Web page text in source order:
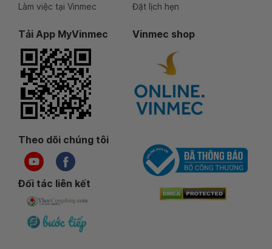
Làm việc tại Vinmec
Đặt lịch hẹn
Tải App MyVinmec Vinmec shop
Theo dõi chúng tôi
Đối tác liên kết